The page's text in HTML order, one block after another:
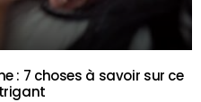
: 7 choses à savoir sur ce